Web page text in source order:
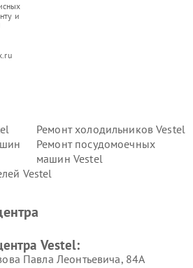
и
Ремонт холодильников Vestel
Ремонт посудомоечных
машин Vestel
Vestel
Vestel:
Павла Леонтьевича, 84А